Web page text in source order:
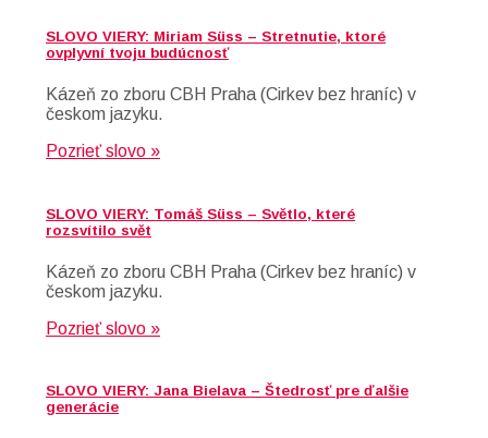
SLOVO VIERY: Miriam Süss – Stretnutie, ktoré
ovplyvní tvoju budúcnosť
Kázeň zo zboru CBH Praha (Cirkev bez hraníc) v
českom jazyku.
Pozrieť slovo »
SLOVO VIERY: Tomáš Süss – Světlo, které
rozsvítilo svět
Kázeň zo zboru CBH Praha (Cirkev bez hraníc) v
českom jazyku.
Pozrieť slovo »
SLOVO VIERY: Jana Bielava – Štedrosť pre ďalšie
generácie